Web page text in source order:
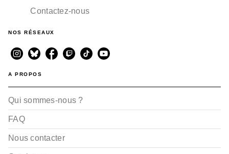
Contactez-nous
NOS RÉSEAUX
A PROPOS
Qui sommes-nous ?
FAQ
Nous contacter